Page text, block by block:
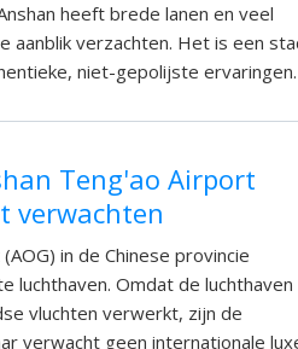
heeft brede lanen en veel
aanblik verzachten. Het is een
niet-gepolijste ervaringen.
Teng'ao Airport
verwachten
in de Chinese provincie
luchthaven. Omdat de luchthaven
vluchten verwerkt, zijn de
verwacht geen internationale